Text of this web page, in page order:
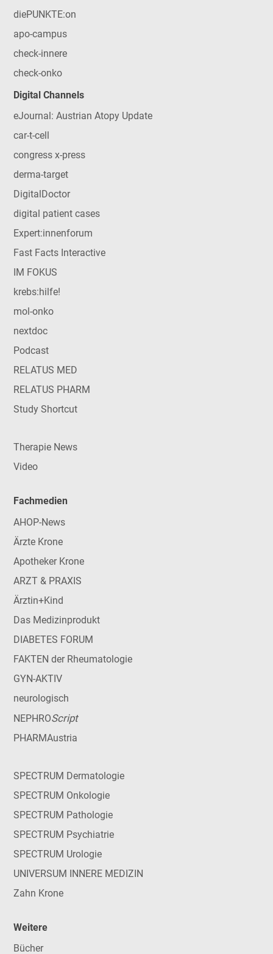
diePUNKTE:on
apo-campus
check-innere
check-onko
Digital Channels
eJournal: Austrian Atopy Update
car-t-cell
congress x-press
derma-target
DigitalDoctor
digital patient cases
Expert:innenforum
Fast Facts Interactive
IM FOKUS
krebs:hilfe!
mol-onko
nextdoc
Podcast
RELATUS MED
RELATUS PHARM
Study Shortcut
Therapie News
Video
Fachmedien
AHOP-News
Ärzte Krone
Apotheker Krone
ARZT & PRAXIS
Ärztin+Kind
Das Medizinprodukt
DIABETES FORUM
FAKTEN der Rheumatologie
GYN-AKTIV
neurologisch
NEPHROScript
PHARMAustria
SPECTRUM Dermatologie
SPECTRUM Onkologie
SPECTRUM Pathologie
SPECTRUM Psychiatrie
SPECTRUM Urologie
UNIVERSUM INNERE MEDIZIN
Zahn Krone
Weitere
Bücher